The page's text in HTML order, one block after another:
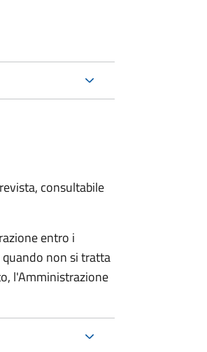
consultabile
entro i
non si tratta
l'Amministrazione